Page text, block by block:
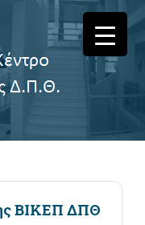
ΒΙΚΕΠ ΔΠΘ